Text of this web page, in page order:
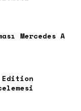
Mercedes A
Edition